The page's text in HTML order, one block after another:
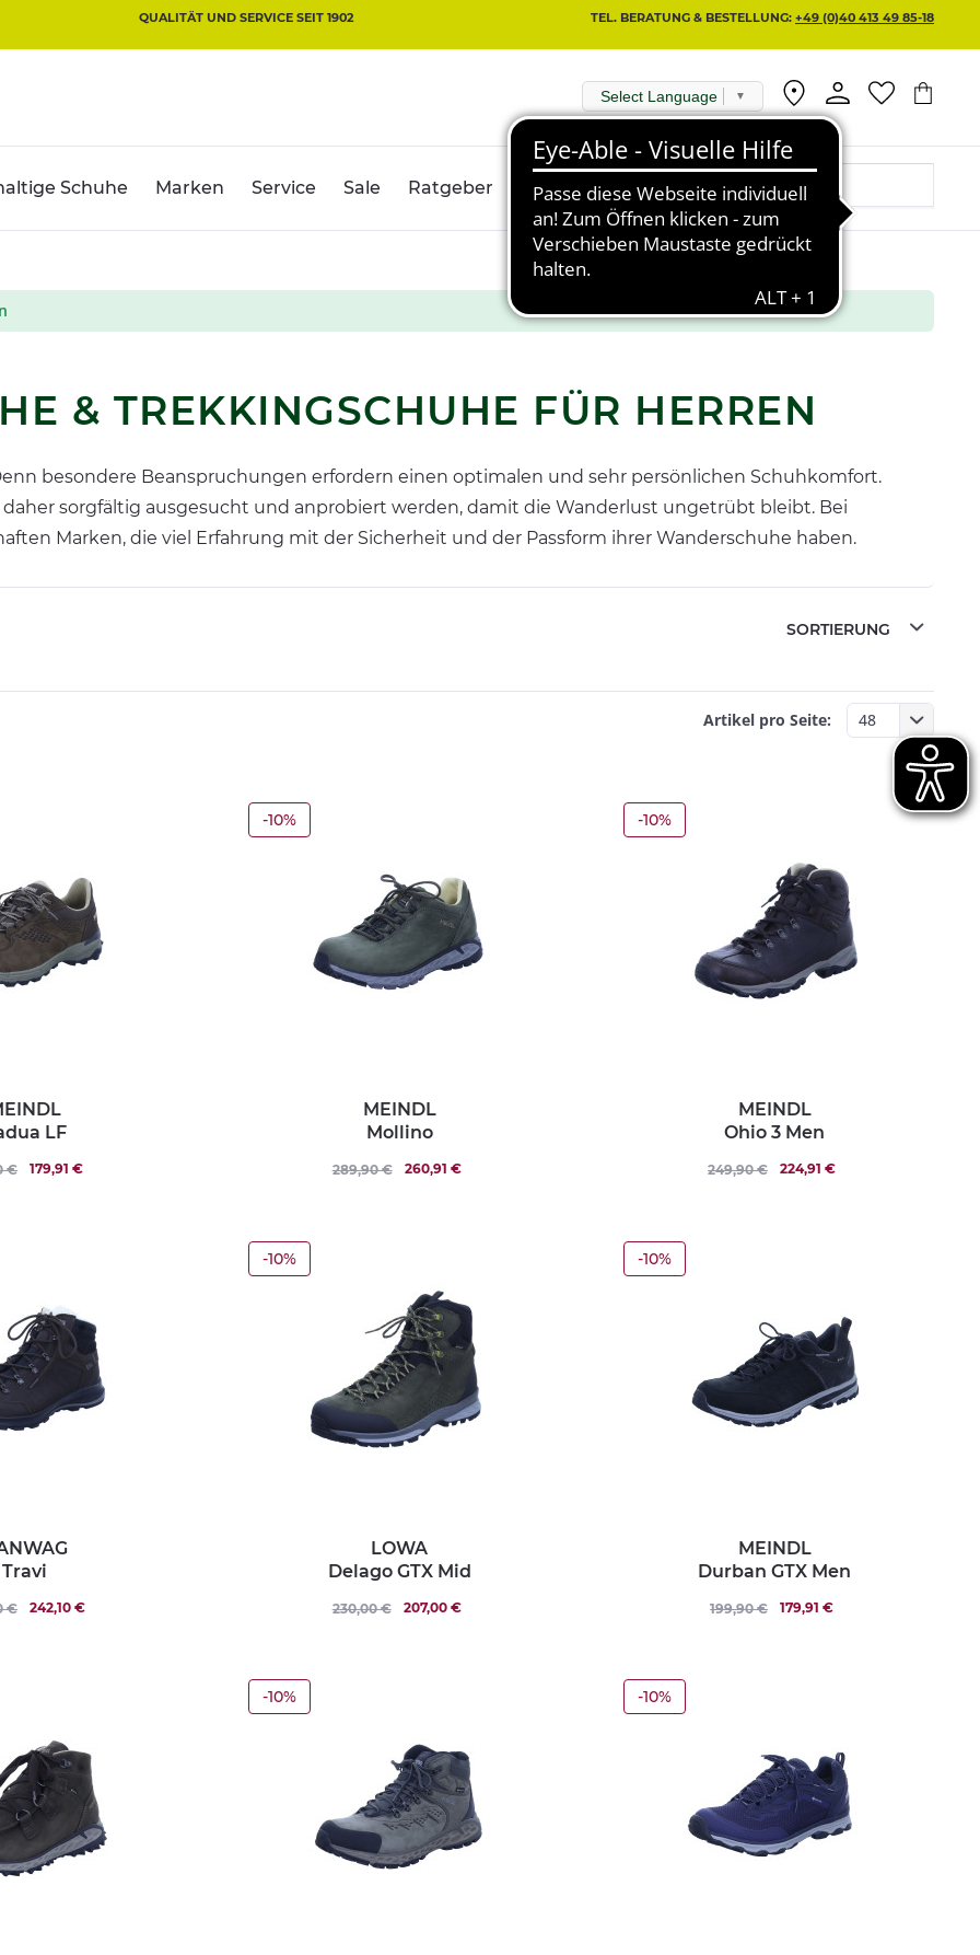
QUALITÄT UND SERVICE SEIT 1902 TEL. BERATUNG & BESTELLUNG: +49 (0)40 413 49 85-18
Select Language ▼
Schuhe Marken Service Sale Ratgeber
& TREKKINGSCHUHE FÜR HERREN
besondere Beanspruchungen erfordern einen optimalen und sehr persönlichen Schuhkomfort.
sorgfältig ausgesucht und anprobiert werden, damit die Wanderlust ungetrübt bleibt. Bei
Marken, die viel Erfahrung mit der Sicherheit und der Passform ihrer Wanderschuhe haben.
Artikel pro Seite:
LF
€ 179,91 €
-10%
MEINDL
Mollino
289,90 € 260,91 €
-10%
MEINDL
Ohio 3 Men
249,90 € 224,91 €
Travi
€ 242,10 €
-10%
LOWA
Delago GTX Mid
230,00 € 207,00 €
-10%
MEINDL
Durban GTX Men
199,90 € 179,91 €
-10% -10%